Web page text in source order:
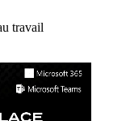
travail